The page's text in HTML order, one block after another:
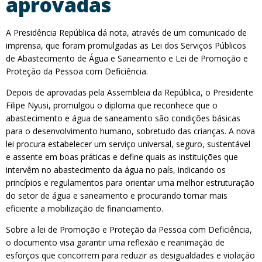
A Presidência República dá nota, através de um comunicado de
imprensa, que foram promulgadas as Lei dos Serviços Públicos
de Abastecimento de Água e Saneamento e Lei de Promoção e
Proteção da Pessoa com Deficiência.
Depois de aprovadas pela Assembleia da República, o Presidente
Filipe Nyusi, promulgou o diploma que reconhece que o
abastecimento e água de saneamento são condições básicas
para o desenvolvimento humano, sobretudo das crianças. A nova
lei procura estabelecer um serviço universal, seguro, sustentável
e assente em boas práticas e define quais as instituições que
intervêm no abastecimento da água no país, indicando os
princípios e regulamentos para orientar uma melhor estruturação
do setor de água e saneamento e procurando tornar mais
eficiente a mobilização de financiamento.
Sobre a lei de Promoção e Proteção da Pessoa com Deficiência,
o documento visa garantir uma reflexão e reanimação de
esforços que concorrem para reduzir as desigualdades e violação